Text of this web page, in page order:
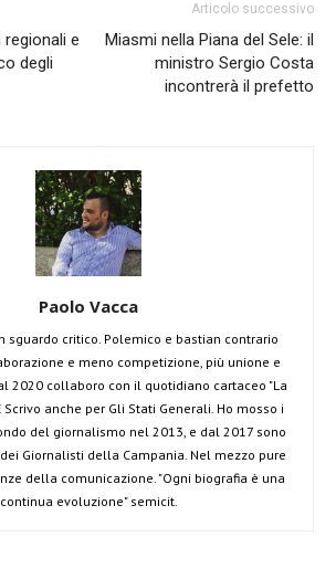
regionali e
degli
Articolo successivo
Miasmi nella Piana del Sele: il
ministro Sergio Costa
incontrerà il prefetto
Paolo Vacca
sguardo critico. Polemico e bastian contrario
e meno competizione, più unione e
2020 collaboro con il quotidiano cartaceo "La
Scrivo anche per Gli Stati Generali. Ho mosso i
del giornalismo nel 2013, e dal 2017 sono
Giornalisti della Campania. Nel mezzo pure
della comunicazione. "Ogni biografia è una
continua evoluzione" semicit.